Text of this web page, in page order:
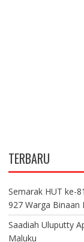
TERBARU
Semarak HUT ke-
927 Warga Binaan
Saadiah Uluputty
Maluku